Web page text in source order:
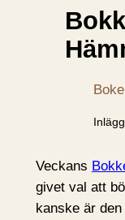
Veckans
givet val att
kanske är